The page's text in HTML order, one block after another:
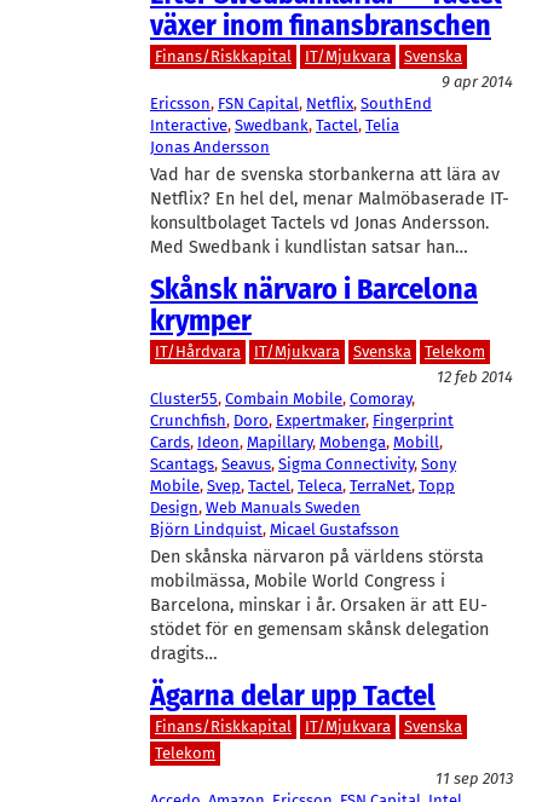
växer inom finansbranschen
Finans/Riskkapital IT/Mjukvara
Svenska
9 apr 2014
Ericsson, FSN Capital, Netflix, SouthEnd
Interactive, Swedbank, Tactel, Telia
Jonas Andersson
Vad har de svenska storbankerna att lära av
Netflix? En hel del, menar Malmöbaserade IT-
konsultbolaget Tactels vd Jonas Andersson.
Med Swedbank i kundlistan satsar han…
Skånsk närvaro i Barcelona
krymper
IT/Hårdvara IT/Mjukvara Svenska
Telekom
12 feb 2014
Cluster55, Combain Mobile, Comoray
Crunchfish, Doro, Expertmaker, Fingerprint
Cards, Ideon, Mapillary, Mobenga, Mobill
Scantags, Seavus, Sigma Connectivity, Sony
Mobile, Svep, Tactel, Teleca, TerraNet, Topp
Design, Web Manuals Sweden
Björn Lindquist, Micael Gustafsson
Den skånska närvaron på världens största
mobilmässa, Mobile World Congress i
Barcelona, minskar i år. Orsaken är att EU-
stödet för en gemensam skånsk delegation
dragits…
Ägarna delar upp Tactel
Finans/Riskkapital IT/Mjukvara
Svenska
Telekom
11 sep 2013